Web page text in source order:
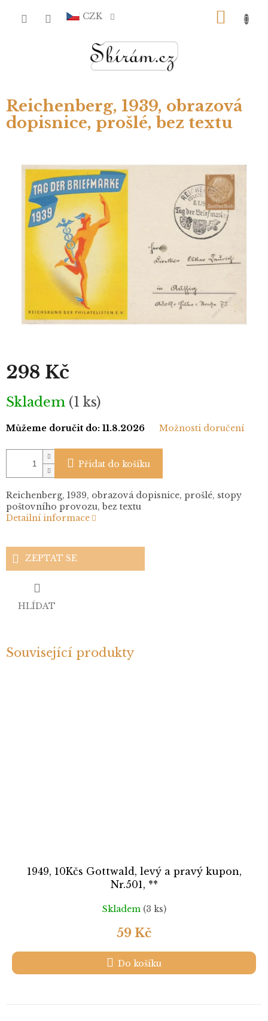
CZK
Reichenberg, 1939, obrazová
dopisnice, prošlé, bez textu
298 Kč
Měrná
cena:
Skladem (1 ks)
Můžeme doručit do: 11.8.2026 Možnosti doručení
Přidat do košíku
Reichenberg, 1939, obrazová dopisnice, prošlé, stopy
poštovního provozu, bez textu
Detailní informace
ZEPTAT SE
HLÍDAT
Související produkty
1949, 10Kčs Gottwald, levý a pravý kupon,
Nr.501, **
Skladem (3 ks)
59 Kč
Do košíku